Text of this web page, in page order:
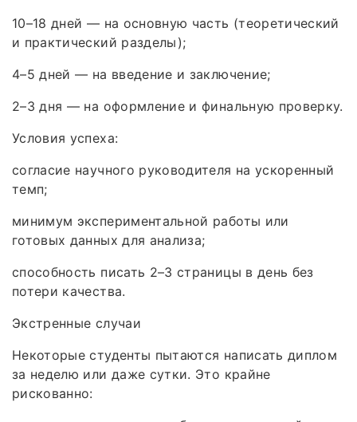
10–18 дней — на основную часть (теоретический
и практический разделы);
4–5 дней — на введение и заключение;
2–3 дня — на оформление и финальную проверку.
Условия успеха:
согласие научного руководителя на ускоренный
темп;
минимум экспериментальной работы или
готовых данных для анализа;
способность писать 2–3 страницы в день без
потери качества.
Экстренные случаи
Некоторые студенты пытаются написать диплом
за неделю или даже сутки. Это крайне
рискованно: